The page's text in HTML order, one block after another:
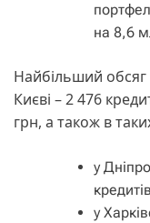
на 8,6
Найбільший обсяг
Києві – 2 476
грн, а також в
у
у